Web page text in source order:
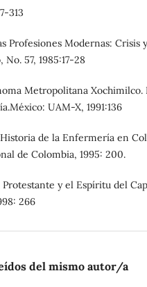
313
Profesiones Modernas: Crisis
57, 1985:17-28
Metropolitana Xochimilco.
UAM-X, 1991:136
de la Enfermería en
de Colombia, 1995: 200.
Protestante y el Espíritu del
266
del mismo autor/a